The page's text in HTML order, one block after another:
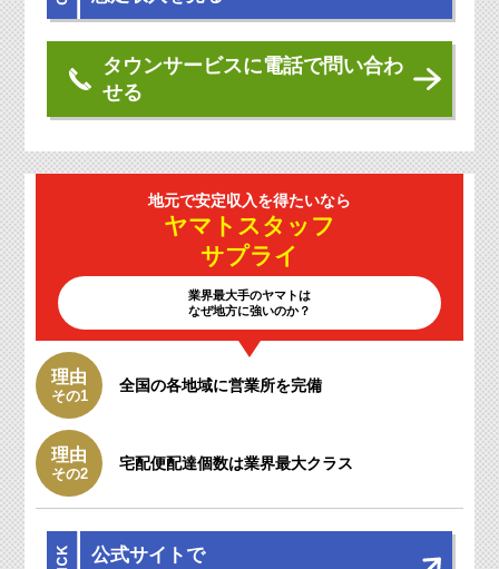
タウンサービスに電話で問い合わ
せる
地元で安定収入を得たいなら
ヤマトスタッフ
サプライ
業界最大手のヤマトは
なぜ地方に強いのか？
理由
その1
全国の各地域に営業所を完備
理由
その2
宅配便配達個数は業界最大クラス
公式サイトで